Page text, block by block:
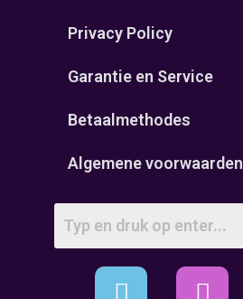
Privacy Policy
Garantie en Service
Betaalmethodes
Algemene voorwaarden